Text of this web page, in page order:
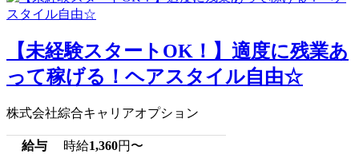
【未経験スタートOK！】適度に残業あ
って稼げる！ヘアスタイル自由☆
株式会社綜合キャリアオプション
給与 時給1,360円〜